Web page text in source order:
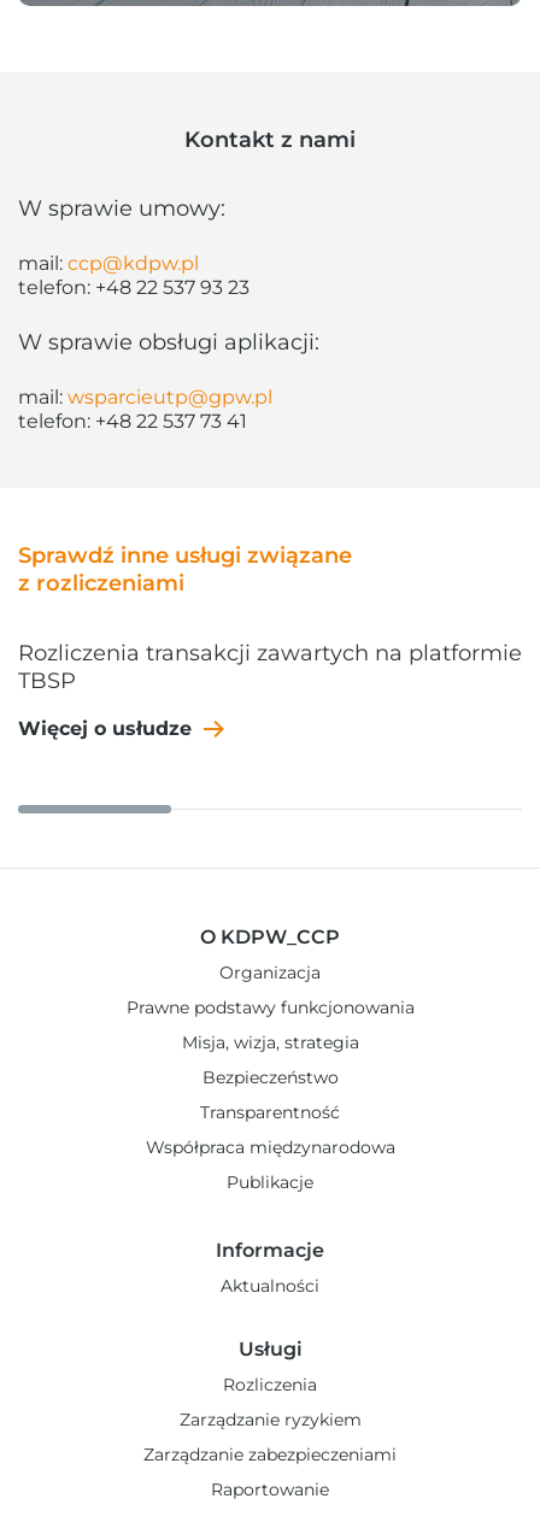
Kontakt z nami
W sprawie umowy:
mail: ccp@kdpw.pl
telefon: +48 22 537 93 23
W sprawie obsługi aplikacji:
mail: wsparcieutp@gpw.pl
telefon: +48 22 537 73 41
Sprawdź inne usługi związane
z rozliczeniami
Rozliczenia transakcji zawartych na platformie
TBSP
Więcej o usłudze
O KDPW_CCP
Organizacja
Prawne podstawy funkcjonowania
Misja, wizja, strategia
Bezpieczeństwo
Transparentność
Współpraca międzynarodowa
Publikacje
Informacje
Aktualności
Usługi
Rozliczenia
Zarządzanie ryzykiem
Zarządzanie zabezpieczeniami
Raportowanie